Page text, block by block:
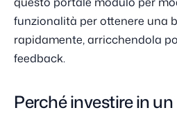
funzionalità per ottenere una
rapidamente, arricchendola
feedback.
Perché investire in